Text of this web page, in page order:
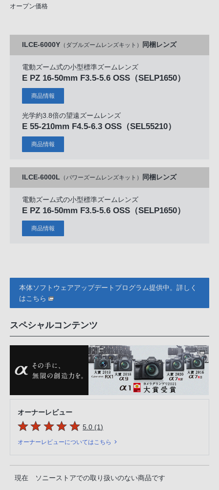
オープン価格
ILCE-6000Y （ダブルズームレンズキット） 同梱レンズ
電動ズーム式の小型標準ズームレンズ
E PZ 16-50mm F3.5-5.6 OSS （SELP1650）
商品情報
光学約3.8倍の望遠ズームレンズ
E 55-210mm F4.5-6.3 OSS （SEL55210）
商品情報
ILCE-6000L （パワーズームレンズキット） 同梱レンズ
電動ズーム式の小型標準ズームレンズ
E PZ 16-50mm F3.5-5.6 OSS （SELP1650）
商品情報
本体ソフトウェアアップデートプログラム提供中。詳しく
はこちら
スペシャルコンテンツ
オーナーレビュー
5つの星のうち
5.0 (1件のレビュー
)
オーナーレビューについてはこちら
現在 ソニーストアでの取り扱いのない商品です